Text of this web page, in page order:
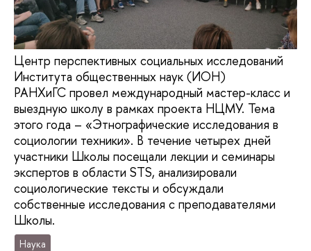
Центр перспективных социальных исследований
Института общественных наук (ИОН)
РАНХиГС провел международный мастер-класс и
выездную школу в рамках проекта НЦМУ. Тема
этого года – «Этнографические исследования в
социологии техники». В течение четырех дней
участники Школы посещали лекции и семинары
экспертов в области STS, анализировали
социологические тексты и обсуждали
собственные исследования с преподавателями
Школы.
Наука